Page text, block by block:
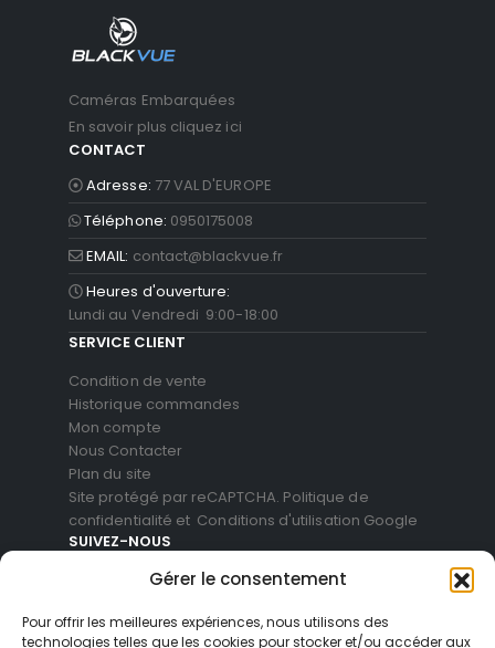
Gérer le consentement
Pour offrir les meilleures expériences, nous utilisons des
technologies telles que les cookies pour stocker et/ou accéder aux
Caméras Embarquées
En savoir plus cliquez ici
CONTACT
Adresse: 77 VAL D'EUROPE
Téléphone: 0950175008
EMAIL: contact@blackvue.fr
Heures d'ouverture:
Lundi au Vendredi 9:00-18:00
SERVICE CLIENT
Condition de vente
Historique commandes
Mon compte
Nous Contacter
Plan du site
Site protégé par reCAPTCHA. Politique de
confidentialité et Conditions d'utilisation Google
SUIVEZ-NOUS